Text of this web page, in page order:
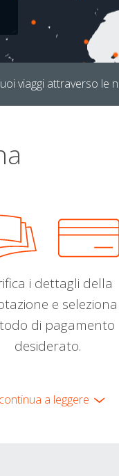
viaggi attraverso le
i dettagli della
e seleziona
di pagamento
desiderato.
continua a leggere